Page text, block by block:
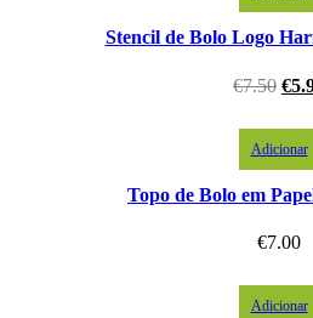
Stencil de Bolo Logo
€7.50 €
Adicionar
Topo de Bolo em
€7.00
Adicionar